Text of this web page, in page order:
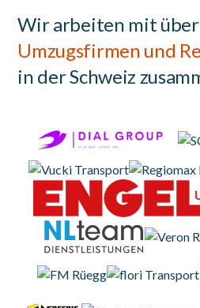
Wir arbeiten mit über
Umzugsfirmen und
in der Schweiz